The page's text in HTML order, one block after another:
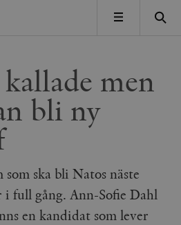
MENY
men
bli ny
ska bli Natos näste
i full gång. Ann-Sofie Dahl
en kandidat som lever